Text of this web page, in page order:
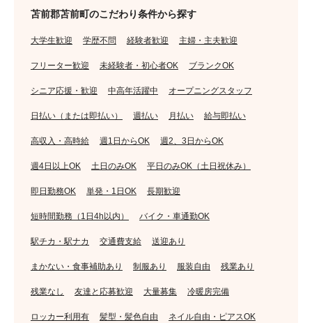
苫前郡苫前町のこだわり条件から探す
大学生歓迎 学歴不問 経験者歓迎 主婦・主夫歓迎
フリーター歓迎 未経験者・初心者OK ブランクOK
シニア応援・歓迎 中高年活躍中 オープニングスタッフ
日払い（または即払い） 週払い 月払い 給与即払い
高収入・高時給 週1日からOK 週2、3日からOK
週4日以上OK 土日のみOK 平日のみOK（土日祝休み）
即日勤務OK 単発・1日OK 長期歓迎
短時間勤務（1日4h以内） バイク・車通勤OK
駅チカ・駅ナカ 交通費支給 送迎あり
まかない・食事補助あり 制服あり 服装自由 残業あり
残業なし 友達と応募歓迎 大量募集 冷暖房完備
ロッカー利用有 髪型・髪色自由 ネイル自由・ピアスOK